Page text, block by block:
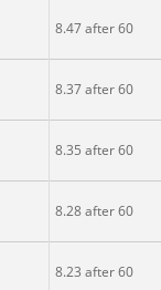
8.47 after 60
8.37 after 60
8.35 after 60
8.28 after 60
8.23 after 60